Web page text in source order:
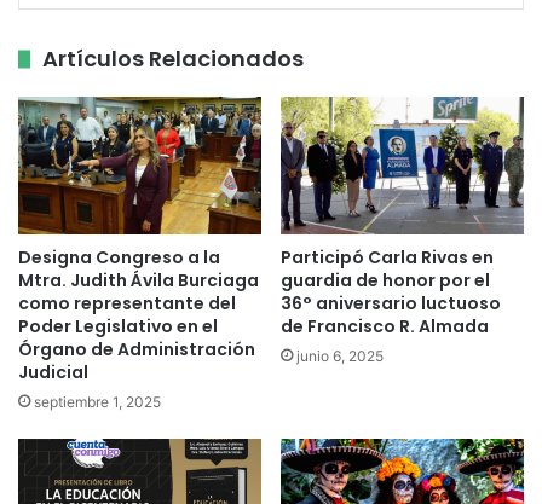
Artículos Relacionados
Designa Congreso a la
Mtra. Judith Ávila Burciaga
como representante del
Poder Legislativo en el
Órgano de Administración
Judicial
septiembre 1, 2025
Participó Carla Rivas en
guardia de honor por el
36° aniversario luctuoso
de Francisco R. Almada
junio 6, 2025